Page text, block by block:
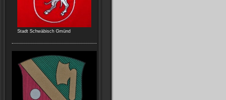
Stadt Schwäbisch Gmünd